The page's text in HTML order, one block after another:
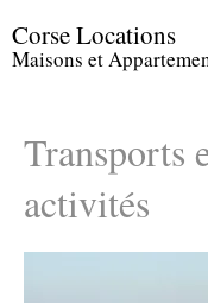
Corse Locations
Maisons et
Transports
activités